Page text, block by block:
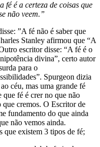
fé é a certeza de coisas que
não veem.”
”A fé não é saber que
Stanley afirmou que “A
escritor disse: “A fé é o
divina”, certo autor
para o
Spurgeon dizia
céu, mas uma grande fé
que fé é crer no que não
que cremos. O Escritor de
fundamento do que ainda
não vemos ainda.
que existem 3 tipos de fé;